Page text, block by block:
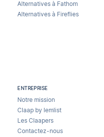
Alternatives à Fathom
Alternatives à Fireflies
ENTREPRISE
Notre mission
Claap by lemlist
Les Claapers
Contactez-nous